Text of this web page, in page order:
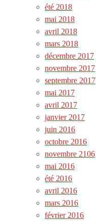
été 2018
mai 2018
avril 2018
mars 2018
décembre 2017
novembre 2017
septembre 2017
mai 2017
avril 2017
janvier 2017
juin 2016
octobre 2016
novembre 2106
mai 2016
été 2016
avril 2016
mars 2016
février 2016